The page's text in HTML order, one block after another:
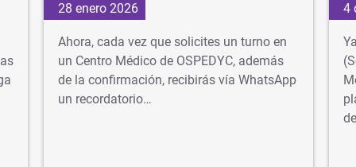
28 enero 2026
Ahora, cada vez que solicites un turno en
un Centro Médico de OSPEDYC, además
de la confirmación, recibirás vía WhatsApp
un recordatorio…
4